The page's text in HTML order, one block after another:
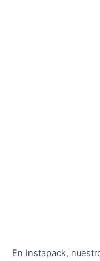
En Instapack,